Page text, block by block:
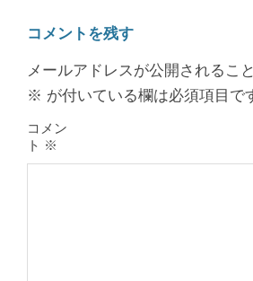
コメントを残す
メールアドレスが公開されるこ
※ が付いている欄は必須項目で
コメン
ト ※